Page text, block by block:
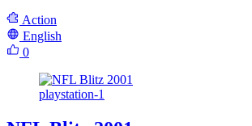
Action
English
0
playstation-1